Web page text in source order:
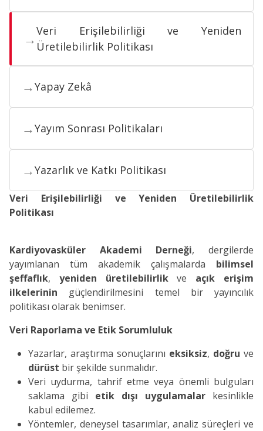
→Veri Erişilebilirliği ve Yeniden
Üretilebilirlik Politikası
→Yapay Zekâ
→Yayım Sonrası Politikaları
→Yazarlık ve Katkı Politikası
Veri Erişilebilirliği ve Yeniden Üretilebilirlik
Politikası
Kardiyovasküler Akademi Derneği, dergilerde
yayımlanan tüm akademik çalışmalarda bilimsel
şeffaflık, yeniden üretilebilirlikve açık erişim
ilkelerinin güçlendirilmesini temel bir yayıncılık
politikası olarak benimser.
Veri Raporlama ve Etik Sorumluluk
Yazarlar, araştırma sonuçlarını eksiksiz, doğru ve
dürüst bir şekilde sunmalıdır.
Veri uydurma, tahrif etme veya önemli bulguları
saklama gibi etik dışı uygulamalar kesinlikle
kabul edilemez.
Yöntemler, deneysel tasarımlar, analiz süreçleri ve